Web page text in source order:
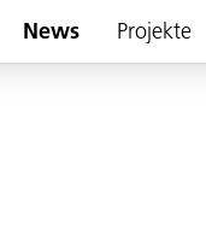
News Projekte